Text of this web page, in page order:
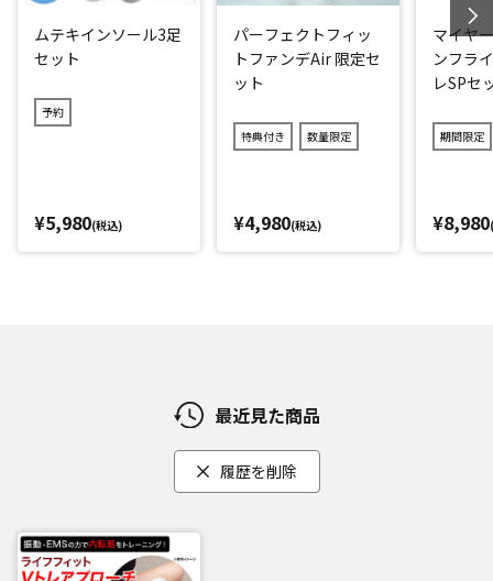
るので、立ち上がったり、くしゃみをしたときのヒヤッとす
るお悩みをお持ちの方にもおすすめです。
さらに、持ち方や挟む場所を変えてお腹周り、バスト、ふく
らはぎなど、様々な部位のトレーニングができちゃいます！
どこでもお使いいただけるコードレスタイプなので、スキマ
ただけます！
ムテキインソール3足
セット
予約
¥5,980(税込)
パーフェクトフィッ
トファンデAir 限定セ
ット
特典付き 数量限定
¥4,980(税込)
マイヤ
ンフラ
レSPセ
期間限定
¥8,980
最近見た商品
履歴を削除